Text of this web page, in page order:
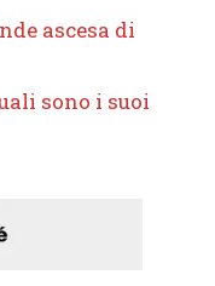
ascesa di
sono i suoi